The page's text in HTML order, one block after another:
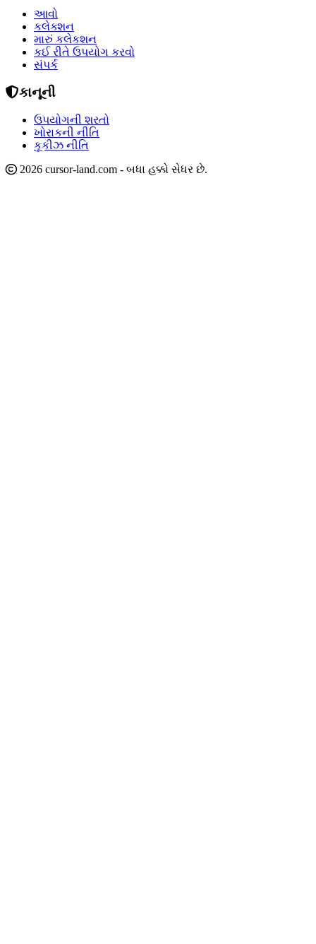
આવો
કલેક્શન
મારું કલેકશન
કઈ રીતે ઉપયોગ કરવો
સંપર્ક
કાનૂની
ઉપયોગની શરતો
ખોરાકની નીતિ
કૂકીઝ નીતિ
2026 cursor-land.com - બધા હક્કો સેધર છે.